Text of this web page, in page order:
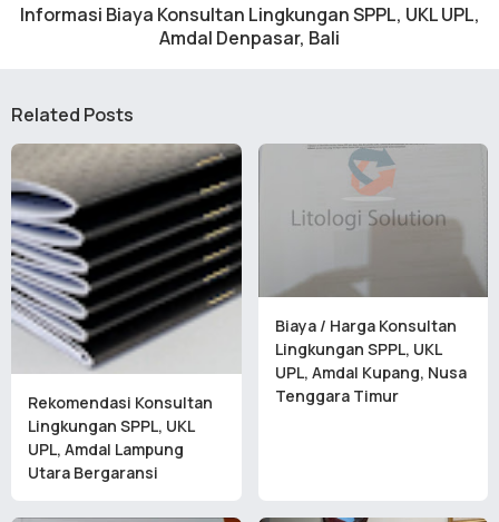
Informasi Biaya Konsultan Lingkungan SPPL, UKL UPL,
Amdal Denpasar, Bali
Related Posts
Rekomendasi Konsultan
Lingkungan SPPL, UKL
UPL, Amdal Lampung
Utara Bergaransi
Biaya / Harga Konsultan
Lingkungan SPPL, UKL
UPL, Amdal Kupang, Nusa
Tenggara Timur